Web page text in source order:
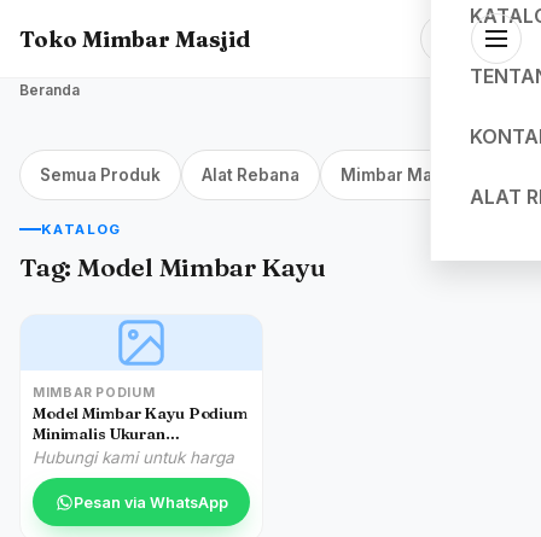
Toko Mimbar Masjid
ALAT
Beranda
Semua Produk Alat Rebana Mimbar Masjid Jakarta
KATALOG
Tag: Model Mimbar Kayu
MIMBAR PODIUM
Model Mimbar Kayu Podium
Minimalis Ukuran
Sederhana
Hubungi kami untuk harga
Pesan via WhatsApp